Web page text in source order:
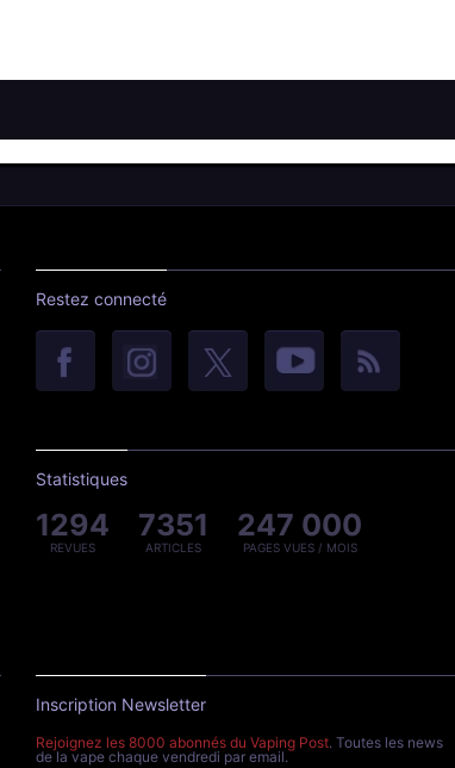
Restez connecté
Statistiques
1294
REVUES
7351
ARTICLES
247 000
PAGES VUES / MOIS
Inscription Newsletter
Rejoignez les 8000 abonnés du Vaping Post. Toutes les news
de la vape chaque vendredi par email.